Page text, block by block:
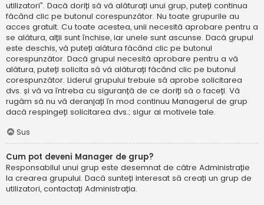
utilizatori”. Dacă doriți să vă alăturați unui grup, puteți continua
făcând clic pe butonul corespunzător. Nu toate grupurile au
acces gratuit. Cu toate acestea, unii necesită aprobare pentru a
se alătura, alții sunt închise, iar unele sunt ascunse. Dacă grupul
este deschis, vă puteți alătura făcând clic pe butonul
corespunzător. Dacă grupul necesită aprobare pentru a vă
alătura, puteți solicita să vă alăturați făcând clic pe butonul
corespunzător. Liderul grupului trebuie să aprobe solicitarea
dvs. și vă va întreba cu siguranță de ce doriți să o faceți. Vă
rugăm să nu vă deranjați în mod continuu Managerul de grup
dacă respingeți solicitarea dvs.; sigur ai motivele tale.
Sus
Cum pot deveni Manager de grup?
Responsabilul unui grup este desemnat de către Administrație
la crearea grupului. Dacă sunteți interesat să creați un grup de
utilizatori, contactați Administrația.